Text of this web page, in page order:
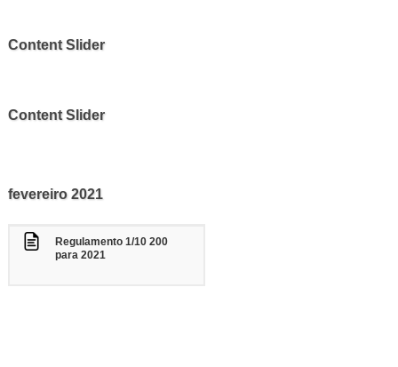
Content Slider
Content Slider
fevereiro 2021
Regulamento 1/10 200
para 2021